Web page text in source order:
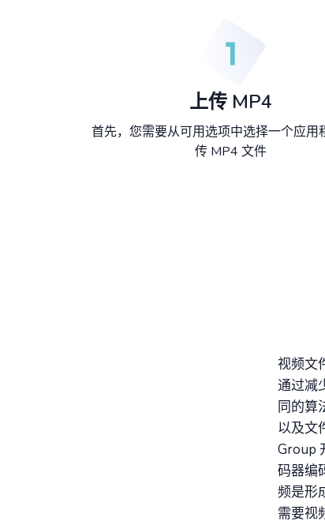
上传 MP4
首先，您需要从可用选项中选择一个应用
传 MP4 文件
视频文
通过减
同的算
以及文
Group
码器编
频是形
需要视